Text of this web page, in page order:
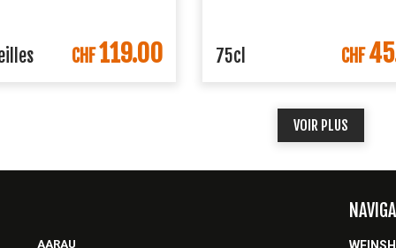
DANS LE PANIER
CHF119.00 DANS LE PANIER
75cl CHF
VOIR PLUS
AARAU